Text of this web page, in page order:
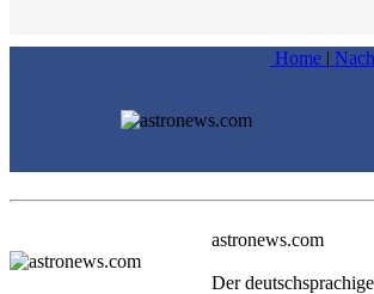
Home |
astronews.com
Der